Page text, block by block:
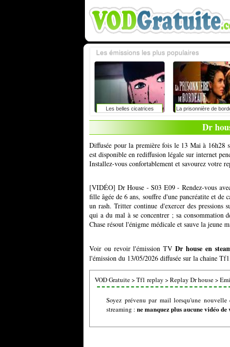
Les belles cicatrices La prisonnière de
Les émissions les plus populaires
Dr
Diffusée pour la première fois le 13 Mai à 16h28
est disponible en rediffusion légale sur internet
Installez-vous confortablement et savourez votre
[VIDÉO] Dr House - S03 E09 - Rendez-vous
fille âgée de 6 ans, souffre d'une pancréatite et de
un rash. Tritter continue d'exercer des pressions
qui a du mal à se concentrer ; sa consommation
Chase résout l'énigme médicale et sauve la jeune
Voir ou revoir l'émission TVDr house en
l'émission du 13/05/2026 diffusée sur la chaine
VOD Gratuite>Tf1 replay >Replay Dr house>
Soyez prévenu par mail lorsqu'une
streaming : ne manquez plus aucune vidéo